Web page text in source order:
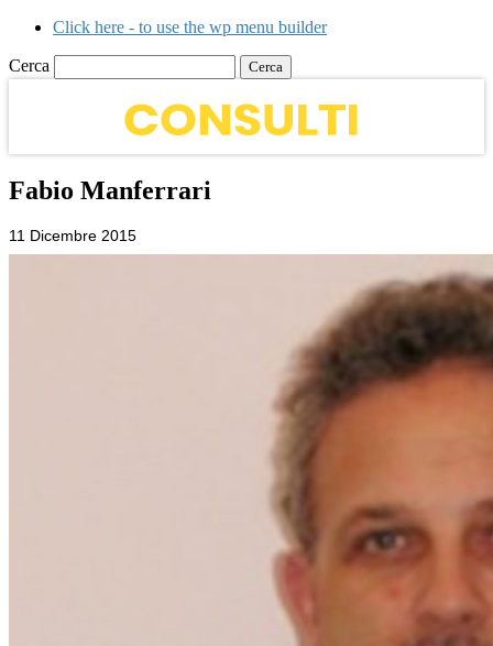
Click here - to use the wp menu builder
Cerca
Fabio Manferrari
11 Dicembre 2015